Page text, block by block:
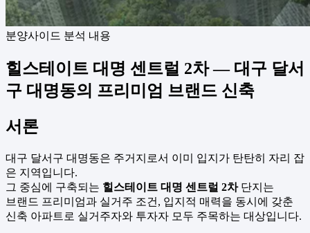
분양사이드 분석 내용
힐스테이트 대명 센트럴 2차 — 대구 달서
구 대명동의 프리미엄 브랜드 신축
서론
대구 달서구 대명동은 주거지로서 이미 입지가 탄탄히 자리 잡
은 지역입니다.
그 중심에 구축되는 힐스테이트 대명 센트럴 2차단지는
브랜드 프리미엄과 실거주 조건, 입지적 매력을 동시에 갖춘
신축 아파트로 실거주자와 투자자 모두 주목하는 대상입니다.